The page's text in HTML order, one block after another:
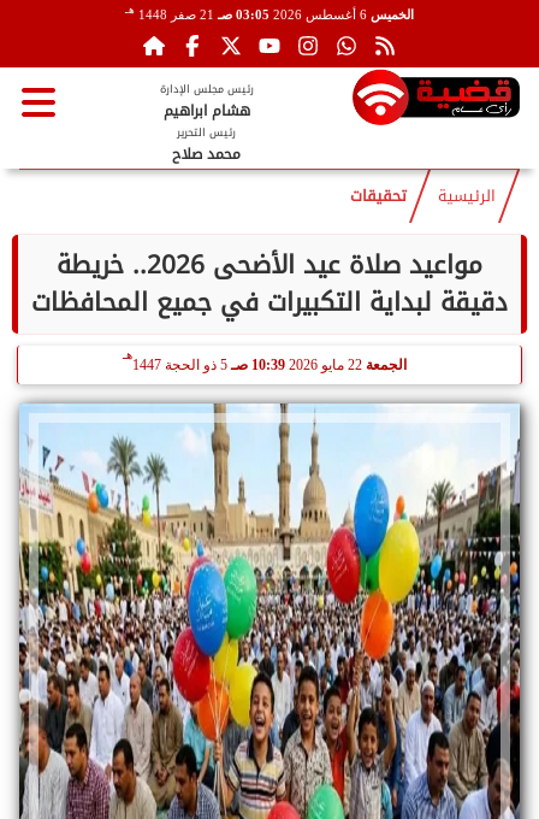
الخميس 03:05 صـ 21 صفر 1448 هـ
رئيس مجلس الإدارة
هشام ابراهيم
رئيس التحرير
محمد صلاح
الرئيسية تحقيقات
مواعيد صلاة عيد الأضحى 2026.. خريطة
دقيقة لبداية التكبيرات في جميع المحافظات
الجمعة 10:39 صـ 5 ذو الحجة 1447
هـ